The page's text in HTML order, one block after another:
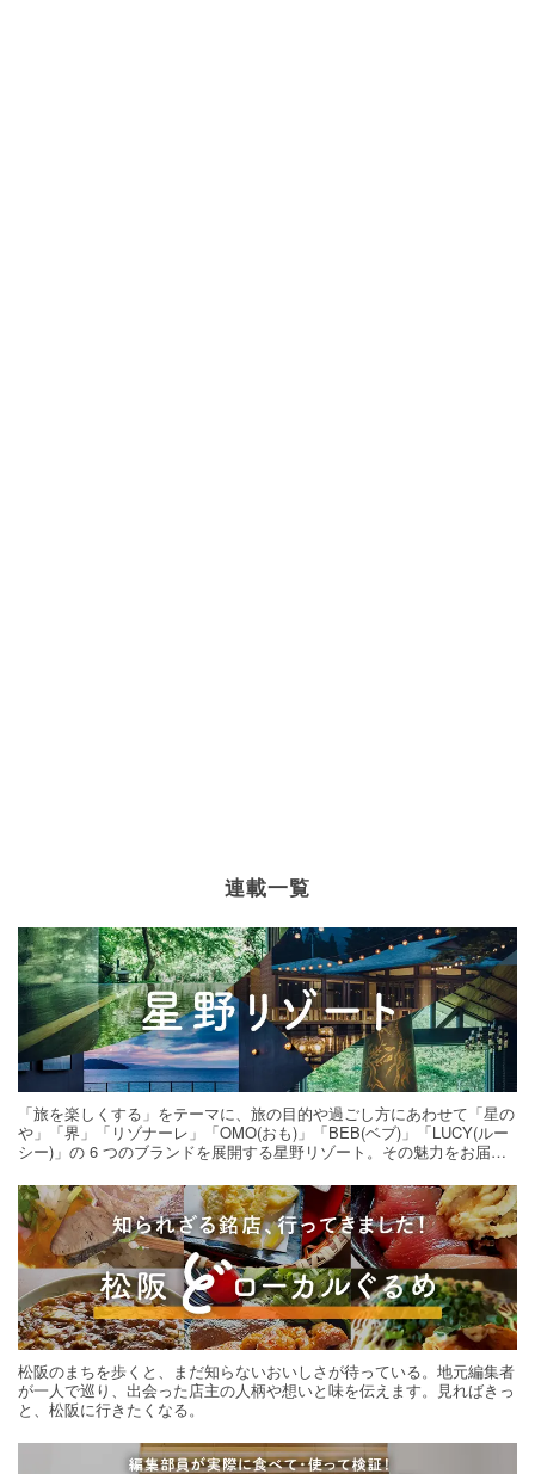
連載一覧
「旅を楽しくする」をテーマに、旅の目的や過ごし方にあわせて「星の
や」「界」「リゾナーレ」「OMO(おも)」「BEB(ベブ)」「LUCY(ルー
シー)」の 6 つのブランドを展開する星野リゾート。その魅力をお届け
松阪のまちを歩くと、まだ知らないおいしさが待っている。地元編集者
が一人で巡り、出会った店主の人柄や想いと味を伝えます。見ればきっ
と、松阪に行きたくなる。